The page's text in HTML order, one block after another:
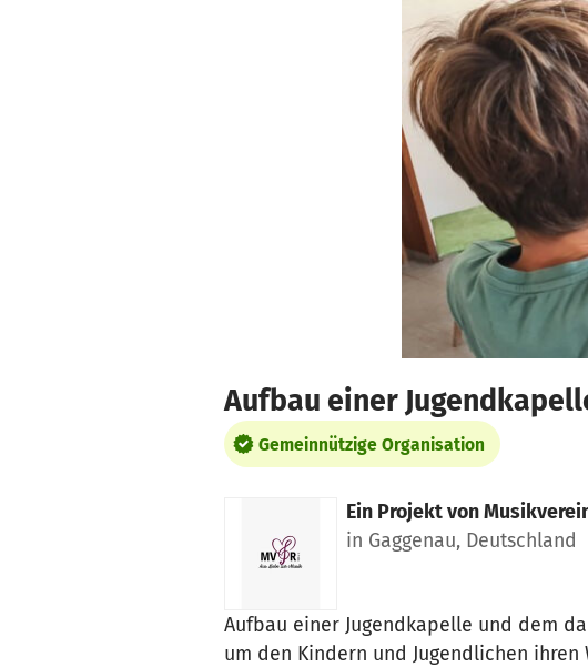
Aufbau einer
Gemeinnützige Organisation
Ein Projekt von
in Gaggenau, Deutschland
Aufbau einer Jugendkapelle und dem
um den Kindern und Jugendlichen